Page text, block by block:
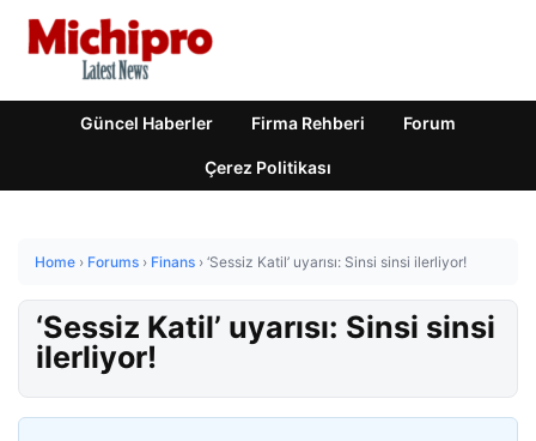
Güncel Haberler Firma Rehberi Forum
Çerez Politikası
Home › Forums › Finans › ‘Sessiz Katil’ uyarısı: Sinsi sinsi ilerliyor!
‘Sessiz Katil’ uyarısı: Sinsi sinsi
ilerliyor!